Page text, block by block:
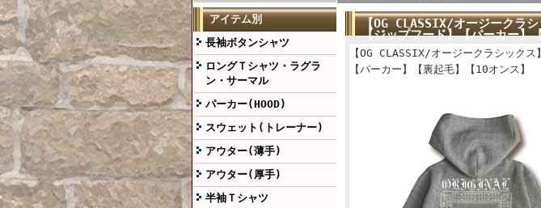
アイテム別
長袖ボタンシャツ
ロングＴシャツ・ラグラ
ン・サーマル
パーカー(HOOD)
スウェット(トレーナー)
アウター(薄手)
アウター(厚手)
半袖Ｔシャツ
【OG CLASSIX/オージークラ
【ジップフード】【パーカー】
【OG CLASSIX/オージークラシック
【パーカー】【裏起毛】【10オンス】